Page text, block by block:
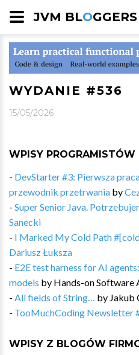
JVM BLOGGERS
WYDANIE #536
15/05/2026
WPISY PROGRAMISTÓW
- DevStarter #3: Pierwsza
przewodnik przetrwania by
- Super Senior Java.
Sanecki
- I Marked My Cold Path
Dariusz Łuksza
- E2E test harness for AI
models by Hands-on Software
- All fields of String… by Jakub
- TooMuchCoding Newsletter
WPISY Z BLOGÓW